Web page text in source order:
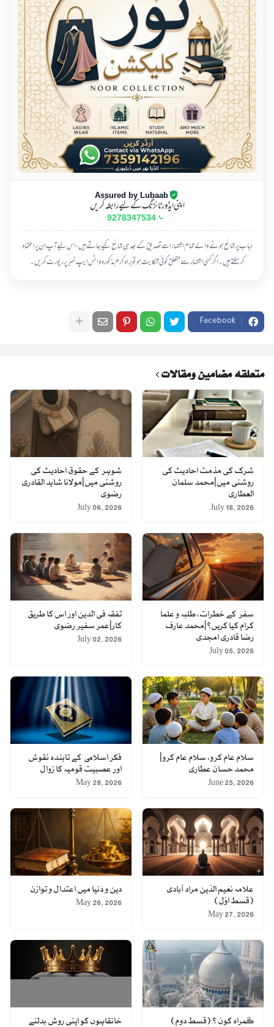
Assured by Lubaab
اپنی ایڈورٹائزنگ کے لیے رابطہ کریں
9278347534
لباب پر شائع ہونے والے تمام اشتہارات تصدیق کے بعد ہی شائع کیے جاتے ہیں، اس لیے آپ ان پر اعتماد
کر سکتے ہیں۔ اگر کسی اشتہار سے متعلق کوئی شکایت ہو تو براہِ کرم مذکورہ واٹس ایپ نمبر پر رپورٹ کریں۔
Facebook
متعلقہ مضامین ومقالات
شرک کی مذمت احادیث کی
روشنی میں|محمد سلمان
العطاری
July 18, 2026
شوہر کے حقوق احادیث کی
روشنی میں|مولانا شاہد القادری
رضوی
July 06, 2026
سفر کے خطرات، طلبہ و علما
کرام کیا کریں؟|محمد عارف
رضا قادری امجدی
July 05, 2026
تفقہ فی الدین اور اس کا طریق
کار|عمر سفیر رضوی
July 02, 2026
سلام عام کرو، سلام عام کرو|
محمد حسان عطاری
June 25, 2026
فکر اسلامی کے تابندہ نقوش
اور عصبیت قومیہ کا زوال
May 28, 2026
علامہ نعیم الدّین مراد آبادی
(قسط اوّل)
May 27, 2026
دین و دنیا میں اعتدال و توازن
May 26, 2026
گمراہ کون ؟ (قسط دوم)
خانقاہوں کو اپنی روش بدلنے